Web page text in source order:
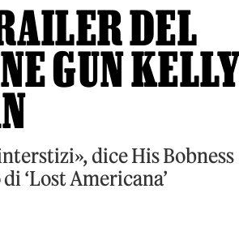
DEL
GUN
dice His Bobness
‘Lost Americana’